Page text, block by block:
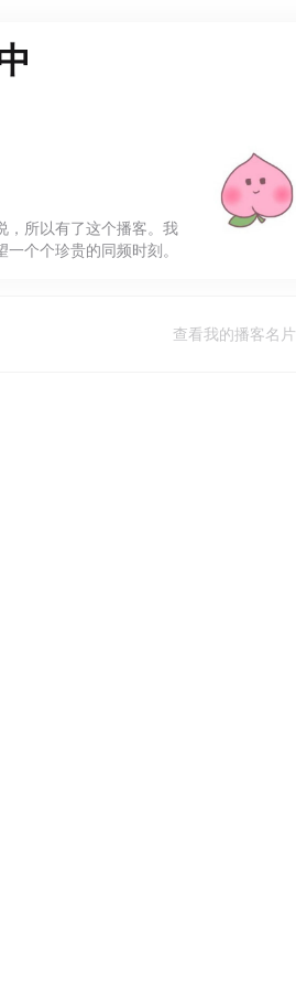
，所以有了这个播客。我
个个珍贵的同频时刻。
查看我的播客名片